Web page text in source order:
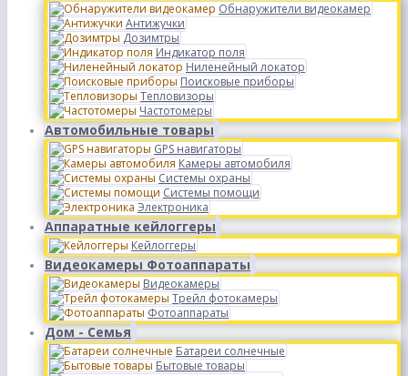
Обнаружители видеокамер
Антижучки
Дозимтры
Индикатор поля
Ниленейный локатор
Поисковые приборы
Тепловизоры
Частотомеры
Автомобильные товары
GPS навигаторы
Камеры автомобиля
Системы охраны
Системы помощи
Электроника
Аппаратные кейлоггеры
Кейлоггеры
Видеокамеры Фотоаппараты
Видеокамеры
Трейл фотокамеры
Фотоаппараты
Дом - Семья
Батареи солнечные
Бытовые товары